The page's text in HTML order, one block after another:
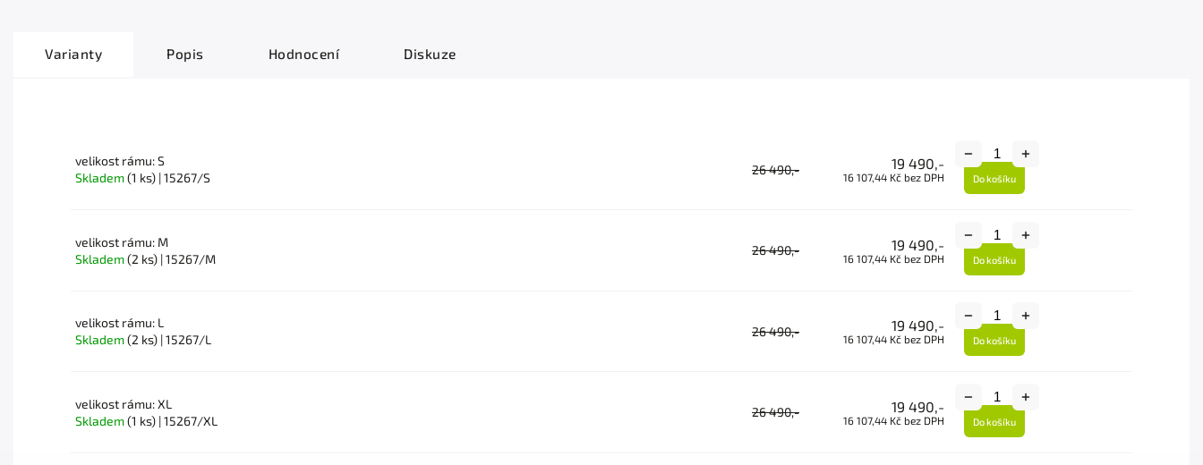
Varianty Popis Hodnocení Diskuze
velikost rámu: S
Skladem(1 ks) | 15267/S
26 490,- 19 490,-
16 107,44 Kč bez DPH Do košíku
velikost rámu: M
Skladem(2 ks) | 15267/M
26 490,- 19 490,-
16 107,44 Kč bez DPH Do košíku
velikost rámu: L
Skladem(2 ks) | 15267/L
26 490,- 19 490,-
16 107,44 Kč bez DPH Do košíku
velikost rámu: XL
Skladem(1 ks) | 15267/XL
26 490,- 19 490,-
16 107,44 Kč bez DPH Do košíku